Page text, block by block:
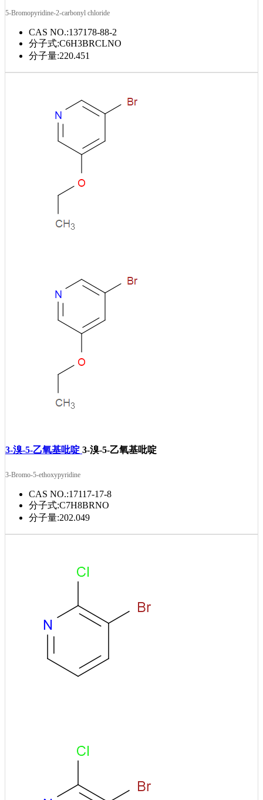
5-Bromopyridine-2-carbonyl chloride
CAS NO.:137178-88-2
分子式:C6H3BRCLNO
分子量:220.451
3-溴-5-乙氧基吡啶 3-溴-5-乙氧基吡啶
3-Bromo-5-ethoxypyridine
CAS NO.:17117-17-8
分子式:C7H8BRNO
分子量:202.049